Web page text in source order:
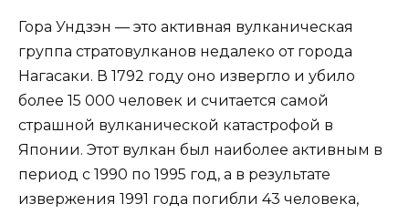
Гора Ундзэн — это активная вулканическая
группа стратовулканов недалеко от города
Нагасаки. В 1792 году оно извергло и убило
более 15 000 человек и считается самой
страшной вулканической катастрофой в
Японии. Этот вулкан был наиболее активным в
период с 1990 по 1995 год, а в результате
извержения 1991 года погибли 43 человека,